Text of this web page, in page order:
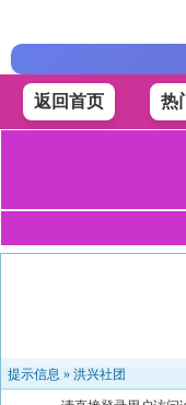
返回首页 热
提示信息 » 洪兴社团